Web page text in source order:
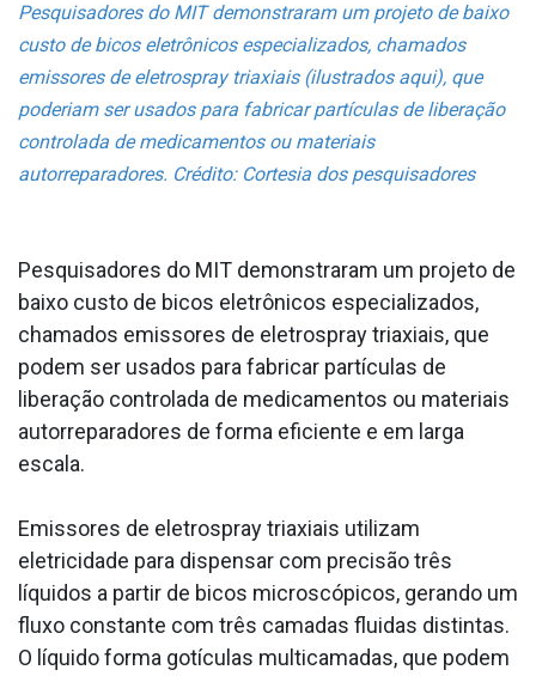
Pesquisadores do MIT demonstraram um projeto de baixo
custo de bicos eletrônicos especializados, chamados
emissores de eletrospray triaxiais (ilustrados aqui), que
poderiam ser usados para fabricar partículas de liberação
controlada de medicamentos ou materiais
autorreparadores. Crédito: Cortesia dos pesquisadores
Pesquisadores do MIT demonstraram um projeto de
baixo custo de bicos eletrônicos especializados,
chamados emissores de eletrospray triaxiais, que
podem ser usados para fabricar partículas de
liberação controlada de medicamentos ou materiais
autorreparadores de forma eficiente e em larga
escala.
Emissores de eletrospray triaxiais utilizam
eletricidade para dispensar com precisão três
líquidos a partir de bicos microscópicos, gerando um
fluxo constante com três camadas fluidas distintas.
O líquido forma gotículas multicamadas, que podem